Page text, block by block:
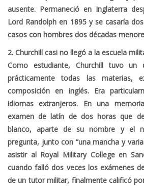
ausente. Permaneció en Inglaterra
Lord Randolph en 1895 y se casaría
casos con hombres dos décadas
2. Churchill casi no llegó a la escuela
Como estudiante, Churchill tuvo un
prácticamente todas las materias,
composición en inglés. Era
idiomas extranjeros. En una
examen de latín de dos horas que
blanco, aparte de su nombre y el
pregunta, junto con “una mancha y
asistir al Royal Military College en
cuando falló dos veces los exámenes
de un tutor militar, finalmente calificó